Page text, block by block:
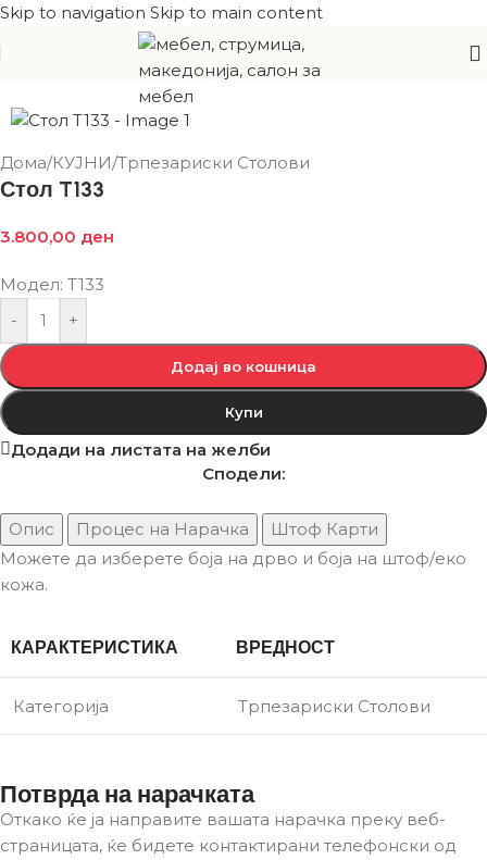
Skip to navigation Skip to main content
Дома/КУЈНИ/Трпезариски Столови
Стол T133
3.800,00 ден
Модел: T133
-
+
Додај во кошница
Купи
Додади на листата на желби
Сподели:
Опис Процес на Нарачка
Штоф Карти
Можете да изберете боја на дрво и боја на штоф/еко
кожа.
КАРАКТЕРИСТИКА ВРЕДНОСТ
Категорија Трпезариски Столови
Потврда на нарачката
Откако ќе ја направите вашата нарачка преку веб-
страницата, ќе бидете контактирани телефонски од